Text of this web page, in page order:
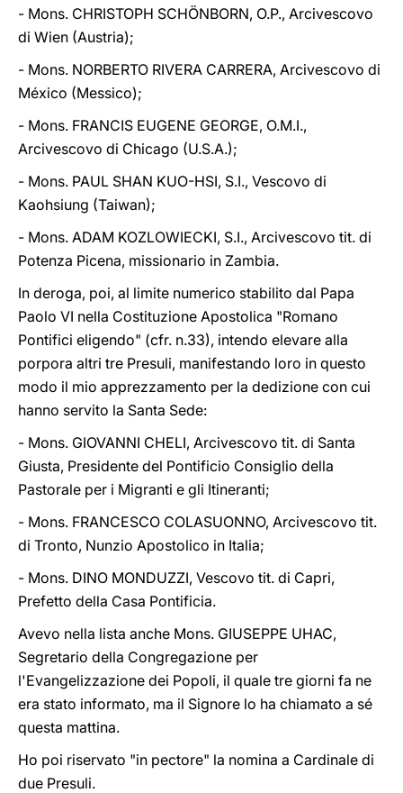
- Mons. CHRISTOPH SCHÖNBORN, O.P., Arcivescovo
di Wien (Austria);
- Mons. NORBERTO RIVERA CARRERA, Arcivescovo di
México (Messico);
- Mons. FRANCIS EUGENE GEORGE, O.M.I.,
Arcivescovo di Chicago (U.S.A.);
- Mons. PAUL SHAN KUO-HSI, S.I., Vescovo di
Kaohsiung (Taiwan);
- Mons. ADAM KOZLOWIECKI, S.I., Arcivescovo tit. di
Potenza Picena, missionario in Zambia.
In deroga, poi, al limite numerico stabilito dal Papa
Paolo VI nella Costituzione Apostolica "Romano
Pontifici eligendo" (cfr. n.33), intendo elevare alla
porpora altri tre Presuli, manifestando loro in questo
modo il mio apprezzamento per la dedizione con cui
hanno servito la Santa Sede:
- Mons. GIOVANNI CHELI, Arcivescovo tit. di Santa
Giusta, Presidente del Pontificio Consiglio della
Pastorale per i Migranti e gli Itineranti;
- Mons. FRANCESCO COLASUONNO, Arcivescovo tit.
di Tronto, Nunzio Apostolico in Italia;
- Mons. DINO MONDUZZI, Vescovo tit. di Capri,
Prefetto della Casa Pontificia.
Avevo nella lista anche Mons. GIUSEPPE UHAC,
Segretario della Congregazione per
l'Evangelizzazione dei Popoli, il quale tre giorni fa ne
era stato informato, ma il Signore lo ha chiamato a sé
questa mattina.
Ho poi riservato "in pectore" la nomina a Cardinale di
due Presuli.